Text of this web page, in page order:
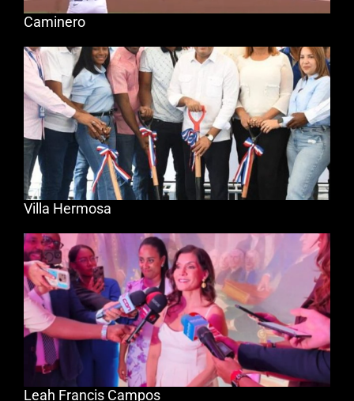
Caminero
Villa Hermosa
Leah Francis Campos